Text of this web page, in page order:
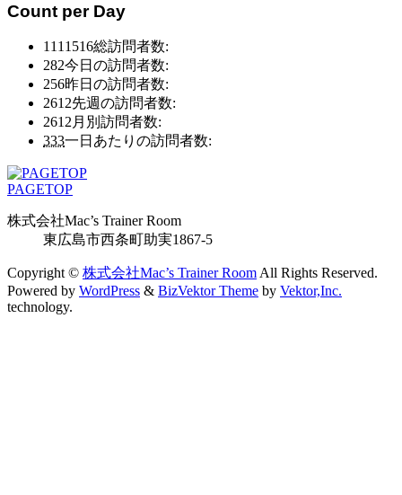
ア
ア
Count per Day
1111516総訪問者数:
282今日の訪問者数:
256昨日の訪問者数:
2612先週の訪問者数:
2612 月別訪問者数:
333一日あたりの訪問者数:
PAGETOP
株式会社Mac’s Trainer Room
東広島市西条町助実1867-5
Copyright © 株式会社Mac’s Trainer Room All Rights Reserved.
Powered by WordPress & BizVektor Theme by Vektor,Inc.
technology.